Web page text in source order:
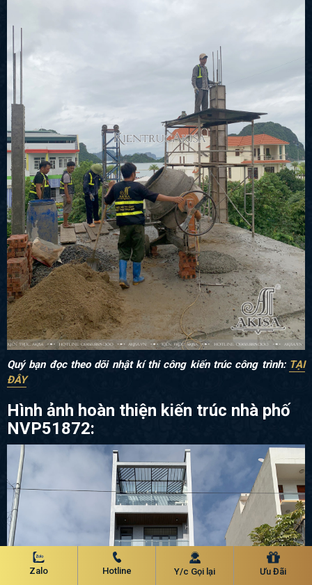
Quý bạn đọc theo dõi nhật kí thi công kiến trúc công trình: TẠI
ĐÂY
Hình ảnh hoàn thiện kiến trúc nhà phố
NVP51872:
Zalo Hotline Y/c Gọi lại Ưu Đãi